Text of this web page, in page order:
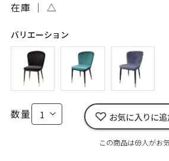
在庫 ｜ △
バリエーション
数量 お気に入りに
この商品は69人がお